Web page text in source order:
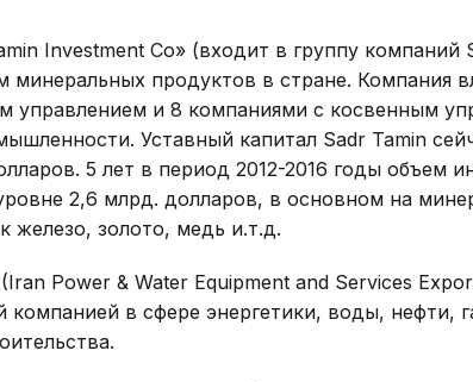
Investment Co» (входит в группу компаний
минеральных продуктов в стране. Компания
управлением и 8 компаниями с косвенным
Уставный капитал Sadr Tamin
5 лет в период 2012-2016 годы объем
2,6 млрд. долларов, в основном на
железо, золото, медь и.т.д.
Power & Water Equipment and Services
компанией в сфере энергетики, воды, нефти,